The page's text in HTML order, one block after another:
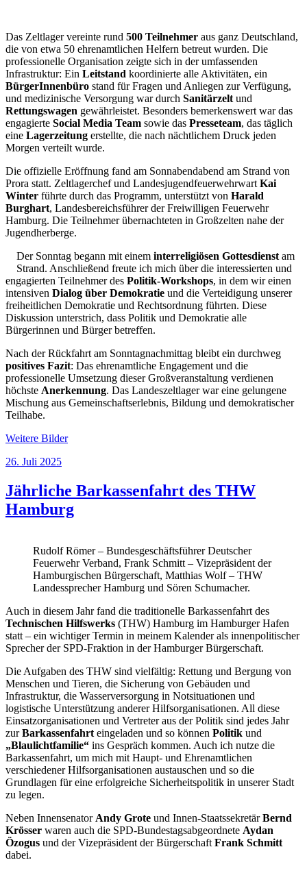
Das Zeltlager vereinte rund 500 Teilnehmer aus ganz Deutschland,
die von etwa 50 ehrenamtlichen Helfern betreut wurden. Die
professionelle Organisation zeigte sich in der umfassenden
Infrastruktur: Ein Leitstand koordinierte alle Aktivitäten, ein
BürgerInnenbüro stand für Fragen und Anliegen zur Verfügung,
und medizinische Versorgung war durch Sanitärzelt und
Rettungswagen gewährleistet. Besonders bemerkenswert war das
engagierte Social Media Team sowie das Presseteam, das täglich
eine Lagerzeitung erstellte, die nach nächtlichem Druck jeden
Morgen verteilt wurde.
Die offizielle Eröffnung fand am Sonnabendabend am Strand von
Prora statt. Zeltlagerchef und Landesjugendfeuerwehrwart Kai
Winter führte durch das Programm, unterstützt von Harald
Burghart, Landesbereichsführer der Freiwilligen Feuerwehr
Hamburg. Die Teilnehmer übernachteten in Großzelten nahe der
Jugendherberge.
Der Sonntag begann mit einem interreligiösen Gottesdienst am
Strand. Anschließend freute ich mich über die interessierten und
engagierten Teilnehmer des Politik-Workshops, in dem wir einen
intensiven Dialog über Demokratie und die Verteidigung unserer
freiheitlichen Demokratie und Rechtsordnung führten. Diese
Diskussion unterstrich, dass Politik und Demokratie alle
Bürgerinnen und Bürger betreffen.
Nach der Rückfahrt am Sonntagnachmittag bleibt ein durchweg
positives Fazit: Das ehrenamtliche Engagement und die
professionelle Umsetzung dieser Großveranstaltung verdienen
höchste Anerkennung. Das Landeszeltlager war eine gelungene
Mischung aus Gemeinschaftserlebnis, Bildung und demokratischer
Teilhabe.
Weitere Bilder
Veröffentlicht
26. Juli 2025
Jährliche Barkassenfahrt des THW
Hamburg
Rudolf Römer – Bundesgeschäftsführer Deutscher
Feuerwehr Verband, Frank Schmitt – Vizepräsident der
Hamburgischen Bürgerschaft, Matthias Wolf – THW
Landessprecher Hamburg und Sören Schumacher.
Auch in diesem Jahr fand die traditionelle Barkassenfahrt des
Technischen Hilfswerks (THW) Hamburg im Hamburger Hafen
statt – ein wichtiger Termin in meinem Kalender als innenpolitischer
Sprecher der SPD-Fraktion in der Hamburger Bürgerschaft.
Die Aufgaben des THW sind vielfältig: Rettung und Bergung von
Menschen und Tieren, die Sicherung von Gebäuden und
Infrastruktur, die Wasserversorgung in Notsituationen und
logistische Unterstützung anderer Hilfsorganisationen. All diese
Einsatzorganisationen und Vertreter aus der Politik sind jedes Jahr
zurBarkassenfahrt eingeladen und so können Politik und
„Blaulichtfamilie“ ins Gespräch kommen. Auch ich nutze die
Barkassenfahrt, um mich mit Haupt- und Ehrenamtlichen
verschiedener Hilfsorganisationen austauschen und so die
Grundlagen für eine erfolgreiche Sicherheitspolitik in unserer Stadt
zu legen.
Neben Innensenator Andy Grote und Innen-StaatssekretärBernd
Krösser waren auch die SPD-Bundestagsabgeordnete Aydan
Özogus und der Vizepräsident der Bürgerschaft Frank Schmitt
dabei.